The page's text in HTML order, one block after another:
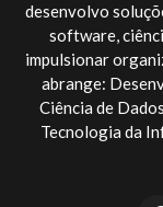
desenvolvo
software,
impulsionar
abrange:
Ciência de
Tecnologia da